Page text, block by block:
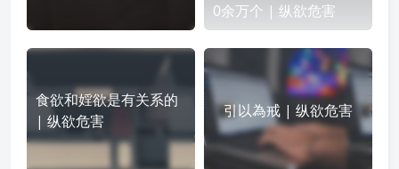
0余万个 | 纵欲危害
食欲和婬欲是有关系的
| 纵欲危害
引以為戒 | 纵欲危害